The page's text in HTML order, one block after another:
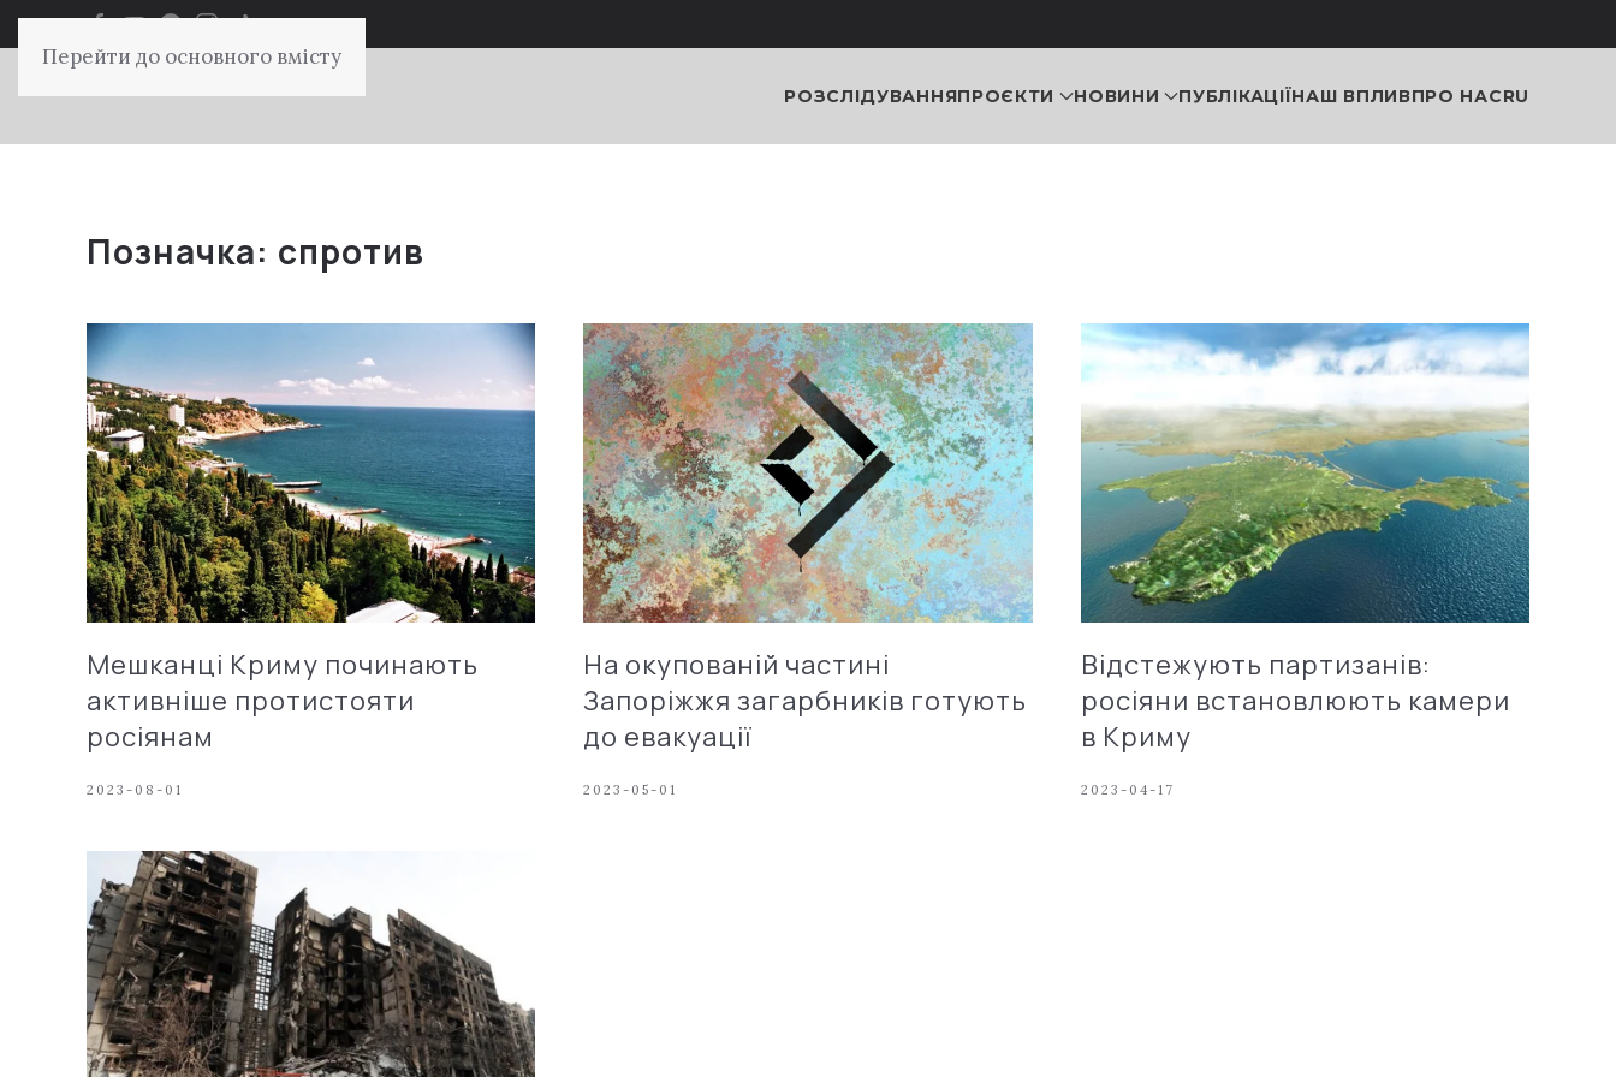
Перейти до основного вмісту
РОЗСЛІДУВАННЯПРОЄКТИ НОВИНИ ПУБЛІКАЦІЇНАШ ВПЛИВПРО НАСRU
Позначка: спротив
Мешканці Криму починають
активніше протистояти
росіянам
2023-08-01
На окупованій частині
Запоріжжя загарбників готують
до евакуації
2023-05-01
Відстежують партизанів:
росіяни встановлюють камери
в Криму
2023-04-17